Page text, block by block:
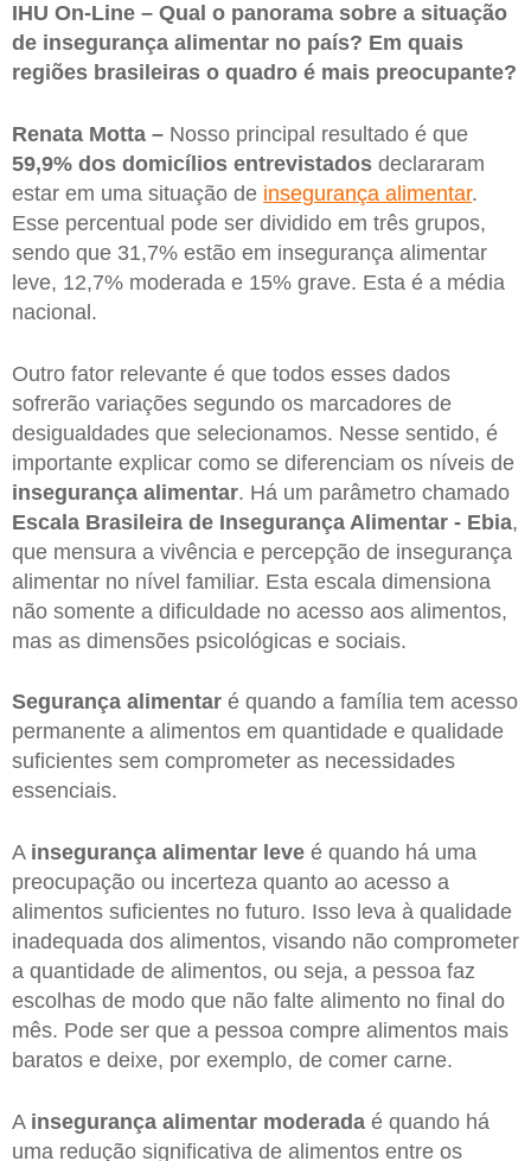
IHU On-Line – Qual o panorama sobre a situação
de insegurança alimentar no país? Em quais
regiões brasileiras o quadro é mais preocupante?
Renata Motta – Nosso principal resultado é que
59,9% dos domicílios entrevistados declararam
estar em uma situação de insegurança alimentar.
Esse percentual pode ser dividido em três grupos,
sendo que 31,7% estão em insegurança alimentar
leve, 12,7% moderada e 15% grave. Esta é a média
nacional.
Outro fator relevante é que todos esses dados
sofrerão variações segundo os marcadores de
desigualdades que selecionamos. Nesse sentido, é
importante explicar como se diferenciam os níveis de
insegurança alimentar. Há um parâmetro chamado
Escala Brasileira de Insegurança Alimentar - Ebia,
que mensura a vivência e percepção de insegurança
alimentar no nível familiar. Esta escala dimensiona
não somente a dificuldade no acesso aos alimentos,
mas as dimensões psicológicas e sociais.
Segurança alimentar é quando a família tem acesso
permanente a alimentos em quantidade e qualidade
suficientes sem comprometer as necessidades
essenciais.
A insegurança alimentar leve é quando há uma
preocupação ou incerteza quanto ao acesso a
alimentos suficientes no futuro. Isso leva à qualidade
inadequada dos alimentos, visando não comprometer
a quantidade de alimentos, ou seja, a pessoa faz
escolhas de modo que não falte alimento no final do
mês. Pode ser que a pessoa compre alimentos mais
baratos e deixe, por exemplo, de comer carne.
A insegurança alimentar moderada é quando há
uma redução significativa de alimentos entre os